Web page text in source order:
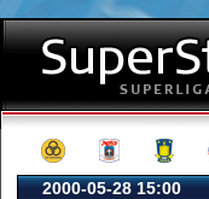
2000-05-28 15:00